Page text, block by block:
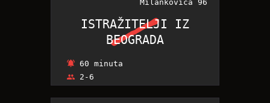
ISTRAŽITELJI IZ
BEOGRADA
Milankovića 96
ISTRAŽITELJI IZ
BEOGRADA
60 minuta
2-6